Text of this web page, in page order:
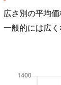
広さ別の平均価
一般的には広